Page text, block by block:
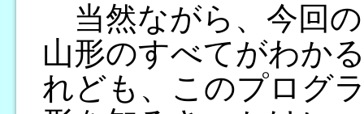
当然ながら、今回
山形のすべてがわか
れども、このプログ